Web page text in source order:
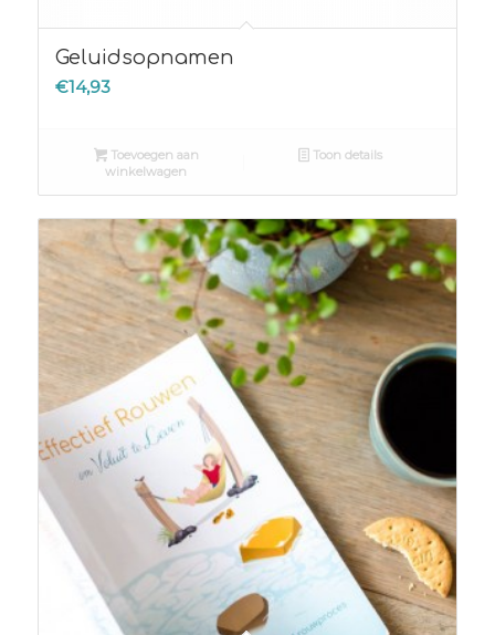
Geluidsopnamen
€14,93
Toevoegen aan
winkelwagen
Toon details